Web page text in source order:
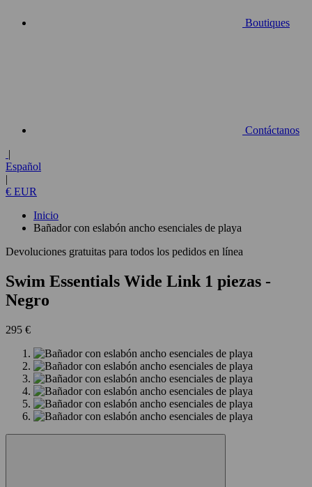
Boutiques
Contáctanos
|
Español
|
€ EUR
Inicio
Bañador con eslabón ancho esenciales de playa
Devoluciones gratuitas para todos los pedidos en línea
Swim Essentials Wide Link 1 piezas -
Negro
295 €